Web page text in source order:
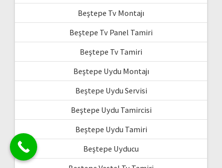
Beştepe Tv Montajı
Beştepe Tv Panel Tamiri
Beştepe Tv Tamiri
Beştepe Uydu Montajı
Beştepe Uydu Servisi
Beştepe Uydu Tamircisi
Beştepe Uydu Tamiri
Beştepe Uyducu